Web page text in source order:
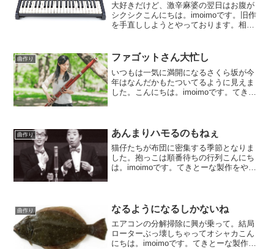
大好きだけど、激辛麻婆の翌日はお腹が
シクシクこんにちは。imoimoです。旧作
を手直ししようとやっております。相当
っております。どうやらアタックの遅い
ものと早いものが欲...
曲作り ファゴットさん大忙し
いつもは一気に満開になるさくら坂が今
年はなんだかもたついてるように見えま
した。こんにちは。imoimoです。てきと
トを入れたら金管に...
曲作り あんまりハモるのもねぇ
猫仔たちが布団に密集する季節となりま
した。抱っこは順番待ちの行列こんにち
は。imoimoです。てきとーな製作をやっ
中、ハモる所があるの...
曲作り なるようになるしかないね
エアコンの分解掃除に興が乗って。結局
ローターぶっ壊しちゃってオシャカこん
にちは。imoimoです。てきとーな製作を